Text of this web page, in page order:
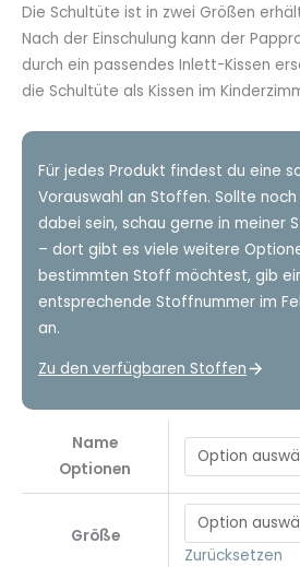
Die Schultüte ist in zwei Größen
Nach der Einschulung kann der
durch ein passendes Inlett-Kissen
die Schultüte als Kissen im
Für jedes Produkt findest du eine
Vorauswahl an Stoffen. Sollte
dabei sein, schau gerne in meiner
– dort gibt es viele weitere
bestimmten Stoff möchtest, gib
entsprechende Stoffnummer im
an.
Zu den verfügbaren Stoffen
Name
Optionen
Größe
Zurücksetzen